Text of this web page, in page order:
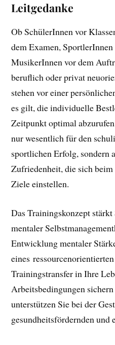
Leitgedanke
Ob SchülerInnen vor
dem Examen,
MusikerInnen vor dem
beruflich oder privat
stehen vor einer
es gilt, die individuelle
Zeitpunkt optimal
nur wesentlich für den
sportlichen Erfolg, sondern
Zufriedenheit, die sich
Ziele einstellen.
Das Trainingskonzept
mentaler
Entwicklung mentaler
eines
Trainingstransfer in Ihre
Arbeitsbedingungen
unterstützen Sie bei der
gesundheitsfördernden